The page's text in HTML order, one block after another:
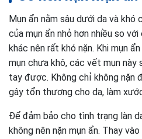
Mụn ẩn nằm sâu dưới da và
của mụn ẩn nhỏ hơn nhiều so
khác nên rất khó nặn. Khi mụn
mụn chưa khô, các vết mụn này
tay được. Không chỉ không nặn
gây tổn thương cho da, làm
Để đảm bảo cho tình trạng làn
không nên nặn mụn ẩn. Thay